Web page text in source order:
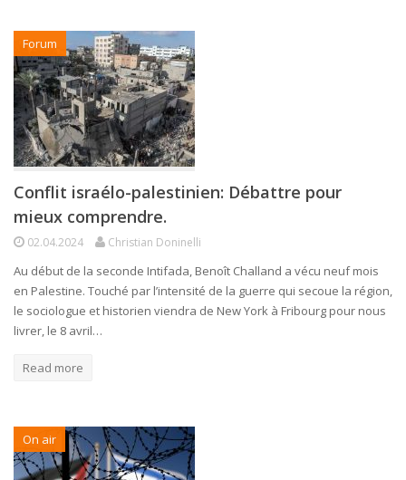
Forum
Conflit israélo-palestinien: Débattre pour
mieux comprendre.
02.04.2024 Christian Doninelli
Au début de la seconde Intifada, Benoît Challand a vécu neuf mois
en Palestine. Touché par l’intensité de la guerre qui secoue la région,
le sociologue et historien viendra de New York à Fribourg pour nous
livrer, le 8 avril…
Read more
On air